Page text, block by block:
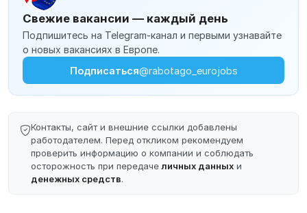
Свежие вакансии — каждый день
Подпишитесь на Telegram-канал и первыми узнавайте
о новых вакансиях в Европе.
Подписаться@rabotago_eurojobs
Контакты, сайт и внешние ссылки добавлены
работодателем. Перед откликом рекомендуем
проверить информацию о компании и соблюдать
осторожность при передачеличных данных и
денежных средств.